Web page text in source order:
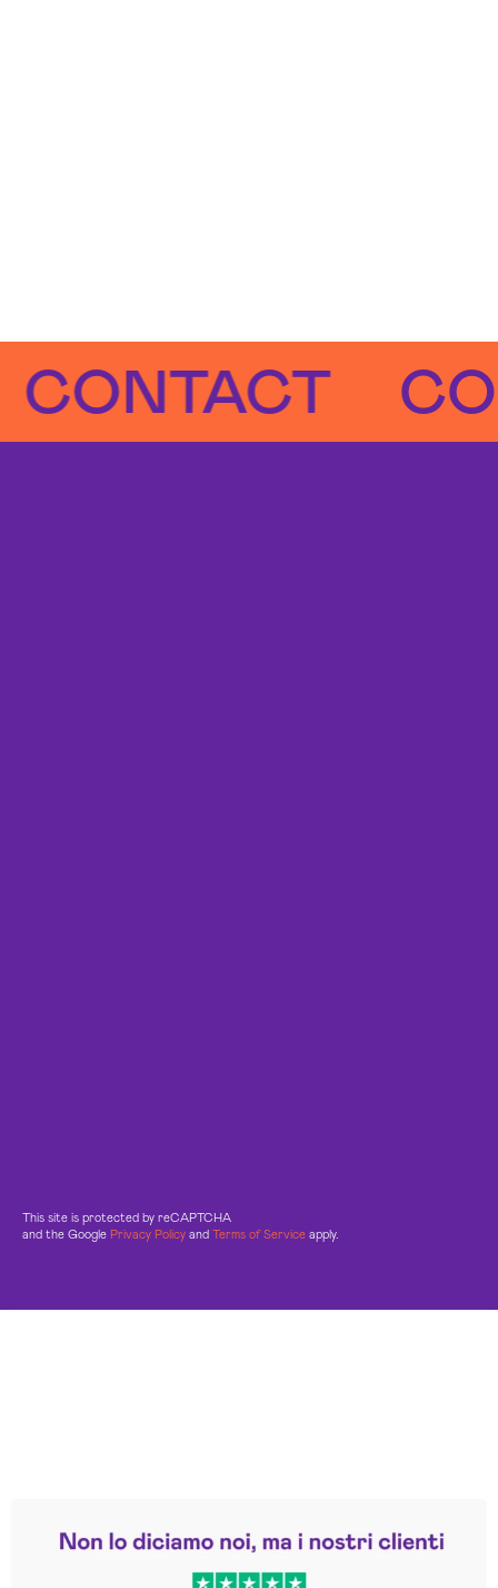
This site is protected by reCAPTCHA
and the Google Privacy Policy and Terms of Service apply.
Trustpilot